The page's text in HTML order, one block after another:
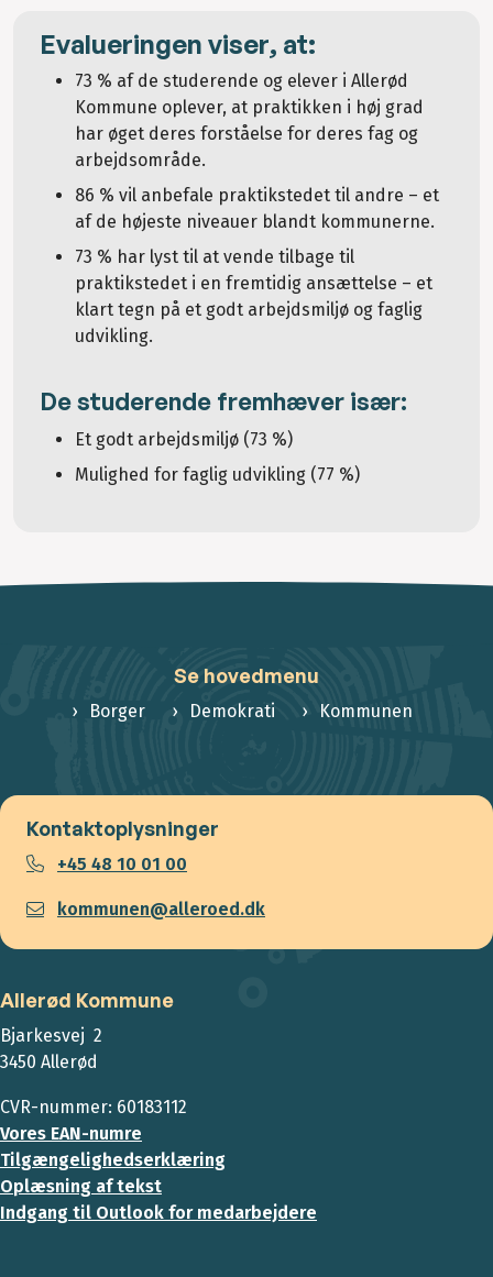
Evalueringen viser, at:
73 % af de studerende og elever i Allerød
Kommune oplever, at praktikken i høj grad
har øget deres forståelse for deres fag og
arbejdsområde.
86 % vil anbefale praktikstedet til andre – et
af de højeste niveauer blandt kommunerne.
73 % har lyst til at vende tilbage til
praktikstedet i en fremtidig ansættelse – et
klart tegn på et godt arbejdsmiljø og faglig
udvikling.
De studerende fremhæver især:
Et godt arbejdsmiljø (73 %)
Mulighed for faglig udvikling (77 %)
Se hovedmenu
Borger Demokrati Kommunen
Kontaktoplysninger
+45 48 10 01 00
kommunen@alleroed.dk
Allerød Kommune
Bjarkesvej 2
3450 Allerød
CVR-nummer: 60183112
Vores EAN-numre
Tilgængelighedserklæring
Oplæsning af tekst
Indgang til Outlook for medarbejdere